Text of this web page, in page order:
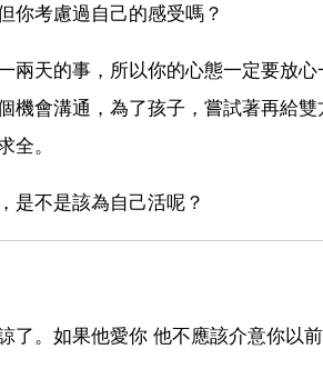
你考慮過自己的感受嗎？
兩天的事，所以你的心態一定要放
機會溝通，為了孩子，嘗試著再給
全。
是不是該為自己活呢？
了。如果他愛你 他不應該介意你以